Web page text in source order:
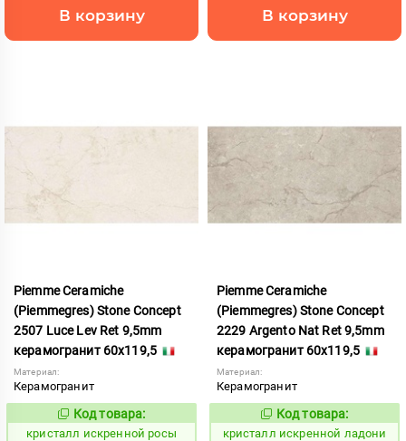
В корзину В корзину
Piemme Ceramiche
(Piemmegres) Stone Concept
2507 Luce Lev Ret 9,5mm
керамогранит 60x119,5
Материал:
Керамогранит
817082
Код товара:
кристалл искренной росы
Piemme Ceramiche
(Piemmegres) Stone Concept
2229 Argento Nat Ret 9,5mm
керамогранит 60x119,5
Материал:
Керамогранит
817042
Код товара:
кристалл искренной ладони